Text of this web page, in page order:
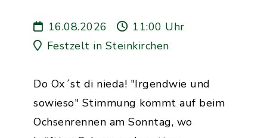
16.08.2026
11:00 Uhr
Festzelt in Steinkirchen
Do Ox´st di nieda! "Irgendwie und
sowieso" Stimmung kommt auf beim
Ochsenrennen am Sonntag, wo